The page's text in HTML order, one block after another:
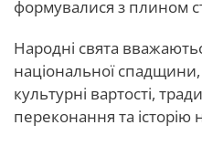
формувалися з плином
Народні свята
національної
культурні вартості,
переконання та історію